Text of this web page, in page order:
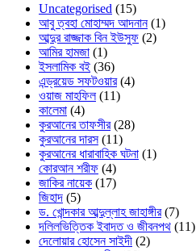
Uncategorised (15)
আবু ত্বহা মোহাম্মদ আদনান(1)
আব্দুর রাজ্জাক বিন ইউসুফ (2)
আমির হামজা (1)
ইসলামিক বই (36)
এন্ড্রয়েড সফটওয়ার(4)
ওয়াজ মাহফিল(11)
কালেমা (4)
কুরআনের তাফসীর(28)
কুরআনের দারস(11)
কুরআনের ধারাবাহিক ঘটনা (1)
কোরআন শরীফ (4)
জাকির নায়েক (17)
জিহাদ (5)
ড. খোন্দকার আব্দুল্লাহ জাহাঙ্গীর(7)
দলিলভিত্তিক ইবাদত ও জীবনপথ (11)
দেলোয়ার হোসেন সাইদী (2)